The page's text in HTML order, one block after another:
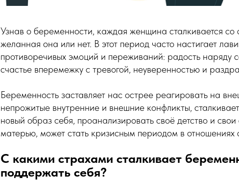
Узнав о беременности, каждая женщина сталкивается
желанная она или нет. В этот период часто настигает
противоречивых эмоций и переживаний: радость наряду
счастье вперемежку с тревогой, неуверенностью и
Беременность заставляет нас острее реагировать на
непрожитые внутренние и внешние конфликты,
новый образ себя, проанализировать своё детство и
матерью, может стать кризисным периодом в
С какими страхами сталкивает
поддержать себя?